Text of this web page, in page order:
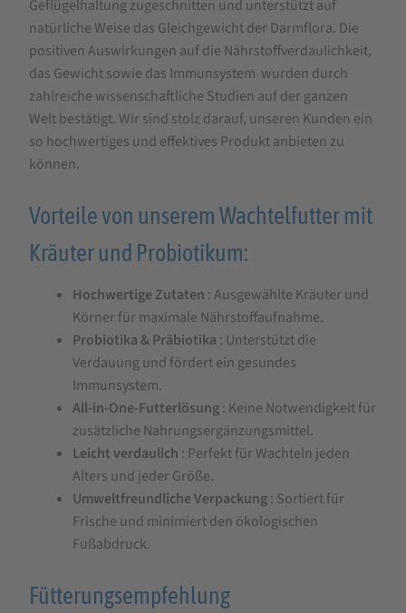
Geflügelhaltung zugeschnitten und unterstützt auf
natürliche Weise das Gleichgewicht der Darmflora. Die
positiven Auswirkungen auf die Nährstoffverdaulichkeit,
das Gewicht sowie das Immunsystem wurden durch
zahlreiche wissenschaftliche Studien auf der ganzen
Welt bestätigt. Wir sind stolz darauf, unseren Kunden ein
so hochwertiges und effektives Produkt anbieten zu
können.
Vorteile von unserem Wachtelfutter mit
Kräuter und Probiotikum:
Hochwertige Zutaten : Ausgewählte Kräuter und
Körner für maximale Nährstoffaufnahme.
Probiotika & Präbiotika : Unterstützt die
Verdauung und fördert ein gesundes
Immunsystem.
All-in-One-Futterlösung: Keine Notwendigkeit für
zusätzliche Nahrungsergänzungsmittel.
Leicht verdaulich : Perfekt für Wachteln jeden
Alters und jeder Größe.
Umweltfreundliche Verpackung: Sortiert für
Frische und minimiert den ökologischen
Fußabdruck.
Fütterungsempfehlung